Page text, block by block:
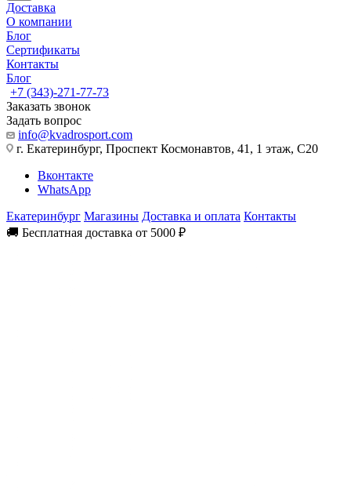
Доставка
О компании
Блог
Сертификаты
Контакты
Блог
+7 (343)-271-77-73
Заказать звонок
Задать вопрос
info@kvadrosport.com
г. Екатеринбург, Проспект Космонавтов, 41, 1 этаж, С20
Вконтакте
WhatsApp
Екатеринбург Магазины Доставка и оплата Контакты
🚚 Бесплатная доставка от 5000 ₽